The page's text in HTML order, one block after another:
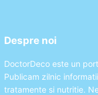
Despre noi
DoctorDeco este un
Publicam zilnic
tratamente si nutritie.